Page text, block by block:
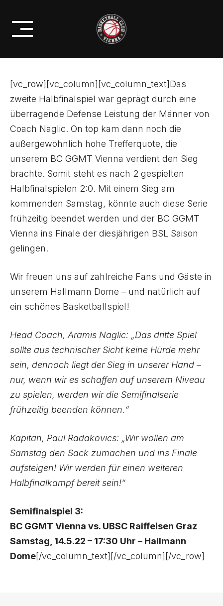
content
HALBFINALSPIEL DEN SWEEP
INS FINALE ERZIELEN
[vc_row][vc_column][vc_column_text]Das
zweite Halbfinalspiel war geprägt durch eine
überragende Defense Leistung der Männer von
Coach Naglic. On top kam dann noch die
außergewöhnlich hohe Trefferquote, die
unserem BC GGMT Vienna verdient den Sieg
brachte. Somit steht es nach 2 gespielten
Halbfinalspielen 2:0. Mit einem Sieg am
kommenden Samstag, könnte auch diese Serie
frühzeitig beendet werden und der BC GGMT
Vienna ins Finale der diesjährigen BSL Saison
gelingen.
Wir freuen uns auf zahlreiche Fans und Gäste in
unserem Hallmann Dome – und natürlich auf
ein schönes Basketballspiel!
Head Coach, Aramis Naglic: „Das dritte Spiel
sollte aus technischer Sicht keine Hürde mehr
sein, dennoch liegt der Sieg in unserer Hand –
nur, wenn wir es schaffen auf unserem Niveau
zu spielen, werden wir die Semifinalserie
frühzeitig beenden können.“
Kapitän, Paul Radakovics: „Wir wollen am
Samstag den Sack zumachen und ins Finale
aufsteigen! Wir werden für einen weiteren
Halbfinalkampf bereit sein!“
Semifinalspiel 3:
BC GGMT Vienna vs. UBSC Raiffeisen Graz
Samstag, 14.5.22 – 17:30 Uhr – Hallmann
Dome[/vc_column_text][/vc_column][/vc_row]